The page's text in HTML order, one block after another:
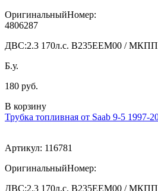
ОригинальныйНомер:
4806287
ДВС:2.3 170л.с. В235ЕЕМ00 / МКПП
Б.у.
180 руб.
В корзину
Трубка топливная от Saab 9-5 1997-
Артикул: 116781
ОригинальныйНомер:
ДВС:2.3 170л.с. В235ЕЕМ00 / МКПП